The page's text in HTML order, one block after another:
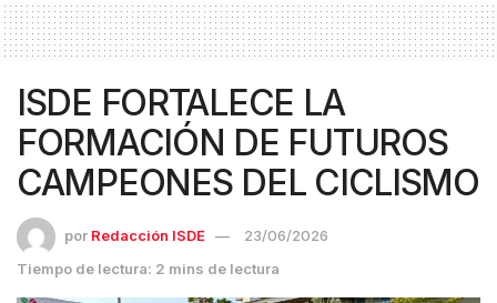
ISDE FORTALECE LA
FORMACIÓN DE FUTUROS
CAMPEONES DEL CICLISMO
por Redacción ISDE
23/06/2026
Tiempo de lectura: 2 mins de lectura